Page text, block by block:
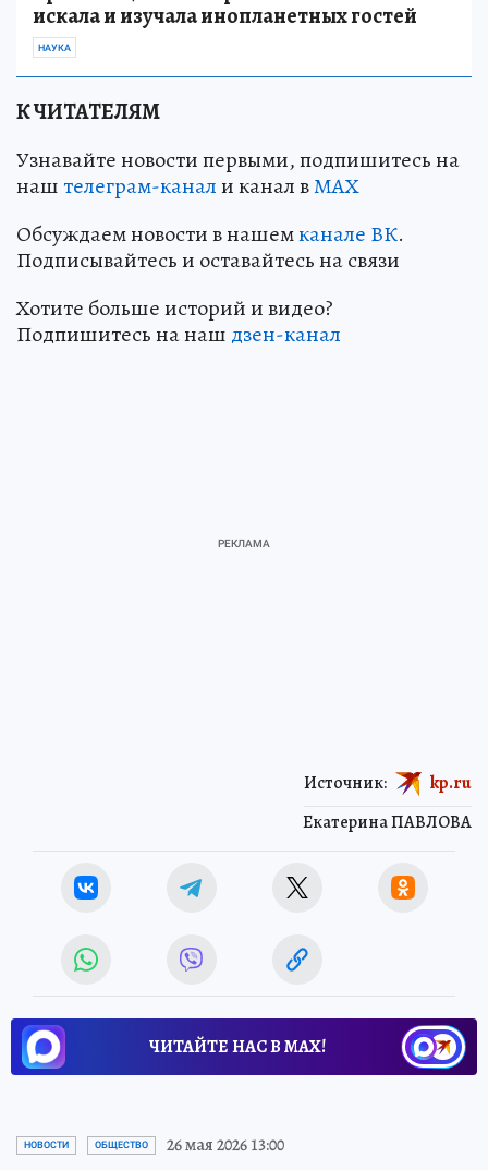
искала и изучала инопланетных гостей
НАУКА
К ЧИТАТЕЛЯМ
Узнавайте новости первыми, подпишитесь на
наштелеграм-канали канал вМАХ
Обсуждаем новости в нашемканале ВК.
Подписывайтесь и оставайтесь на связи
Хотите больше историй и видео?
Подпишитесь на наш дзен-канал
Екатерина ПАВЛОВА
Источник: kp.ru
ЧИТАЙТЕ НАС В МАХ!
НОВОСТИ ОБЩЕСТВО 26 мая 2026 13:00